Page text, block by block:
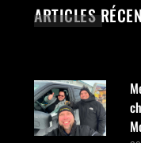
FIL DE PRESSE